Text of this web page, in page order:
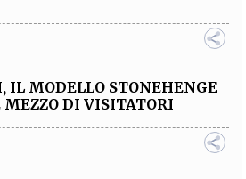
IL MODELLO STONEHENGE
DI VISITATORI